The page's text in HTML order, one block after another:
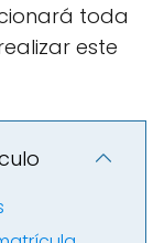
toda
este